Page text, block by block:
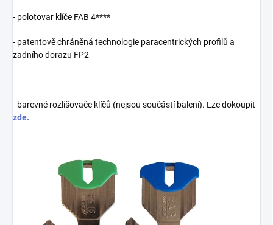
- polotovar klíče FAB 4****
- patentově chráněná technologie paracentrických profilů a
zadního dorazu FP2
- barevné rozlišovače klíčů (nejsou součástí balení). Lze dokoupit
zde.